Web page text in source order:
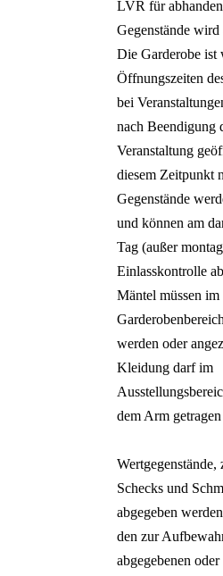
LVR für
Gegenstände wird
Die Garderobe ist
Öffnungszeiten
bei
nach Beendigung
Veranstaltung
diesem Zeitpunkt
Gegenstände
und können am
Tag (außer
Einlasskontrolle
Mäntel müssen im
werden oder
Kleidung darf im
dem Arm
Wertgegenstände,
Schecks und
abgegeben
den zur
abgegebenen